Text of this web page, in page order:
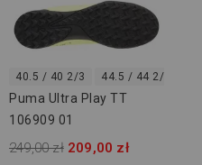
40.5 / 40 2/3 44.5 / 44 2/3
Puma Ultra Play TT
106909 01
249,00 zł 209,00 zł